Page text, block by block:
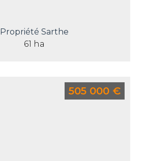
Propriété Sarthe
61 ha
505 000 €